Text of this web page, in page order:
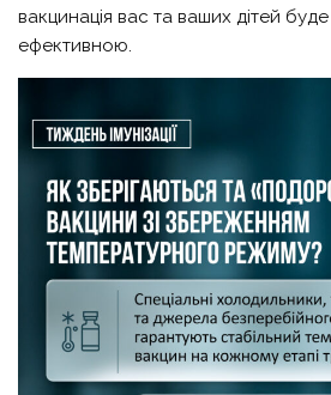
вакцинація вас та ваших дітей
ефективною.